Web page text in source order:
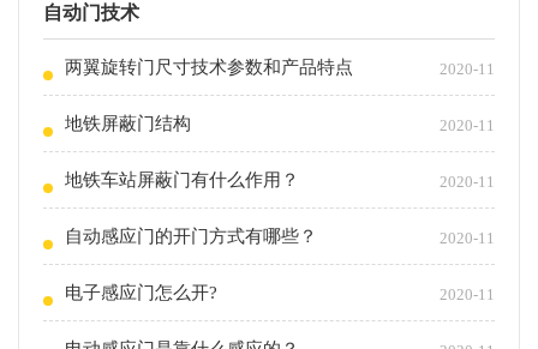
自动门技术
两翼旋转门尺寸技术参数和产品特点 2020-11
地铁屏蔽门结构 2020-11
地铁车站屏蔽门有什么作用？ 2020-11
自动感应门的开门方式有哪些？ 2020-11
电子感应门怎么开? 2020-11